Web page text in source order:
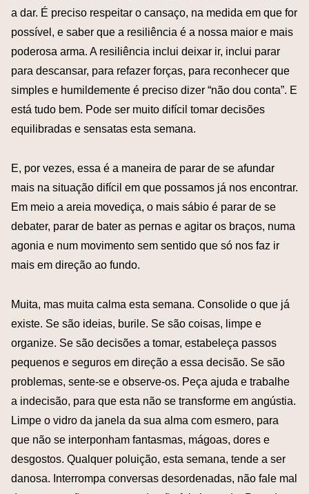
a dar. É preciso respeitar o cansaço, na medida em que for
possível, e saber que a resiliência é a nossa maior e mais
poderosa arma. A resiliência inclui deixar ir, inclui parar
para descansar, para refazer forças, para reconhecer que
simples e humildemente é preciso dizer “não dou conta”. E
está tudo bem. Pode ser muito difícil tomar decisões
equilibradas e sensatas esta semana.
E, por vezes, essa é a maneira de parar de se afundar
mais na situação difícil em que possamos já nos encontrar.
Em meio a areia movediça, o mais sábio é parar de se
debater, parar de bater as pernas e agitar os braços, numa
agonia e num movimento sem sentido que só nos faz ir
mais em direção ao fundo.
Muita, mas muita calma esta semana. Consolide o que já
existe. Se são ideias, burile. Se são coisas, limpe e
organize. Se são decisões a tomar, estabeleça passos
pequenos e seguros em direção a essa decisão. Se são
problemas, sente-se e observe-os. Peça ajuda e trabalhe
a indecisão, para que esta não se transforme em angústia.
Limpe o vidro da janela da sua alma com esmero, para
que não se interponham fantasmas, mágoas, dores e
desgostos. Qualquer poluição, esta semana, tende a ser
danosa. Interrompa conversas desordenadas, não fale mal